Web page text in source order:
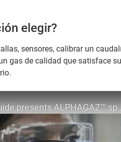
elegir?
sensores, calibrar un
gas de calidad que satisface
Air Liquide